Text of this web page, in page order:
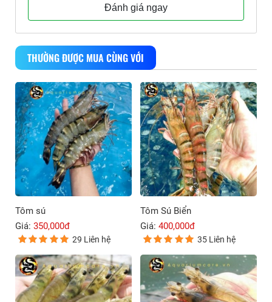
Đánh giá ngay
THƯỜNG ĐƯỢC MUA CÙNG VỚI
Tôm sú
Giá: 350,000đ
29 Liên hệ
Tôm Sú Biển
Giá: 400,000đ
35 Liên hệ